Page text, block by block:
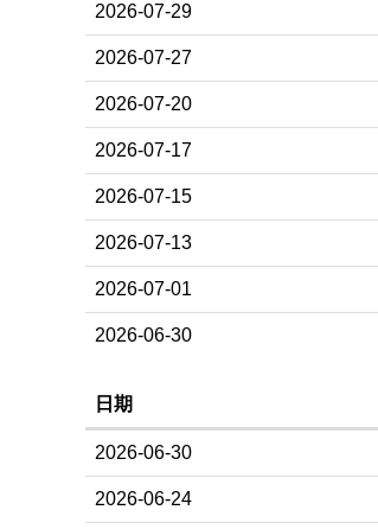
2026-07-29
2026-07-27
2026-07-20
2026-07-17
2026-07-15
2026-07-13
2026-07-01
2026-06-30
日期
2026-06-30
2026-06-24